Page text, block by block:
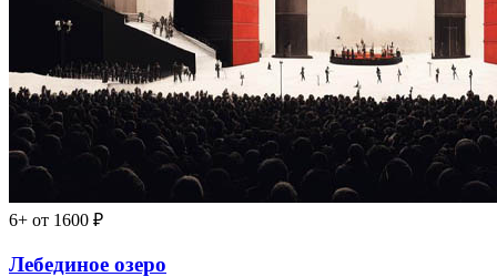
6+ от 1600 ₽
Лебединое озеро